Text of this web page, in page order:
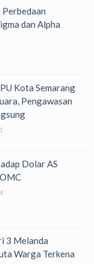
dan Alpha
Kota Semarang
Pengawasan
Dolar AS
3 Melanda
Warga Terkena